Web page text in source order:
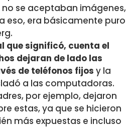
se aceptaban imágenes,
eso, era básicamente puro
que significó, cuenta el
dejaran de lado las
de teléfonos fijos y la
a las computadoras.
por ejemplo, dejaron
estas, ya que se hicieron
más expuestas e incluso